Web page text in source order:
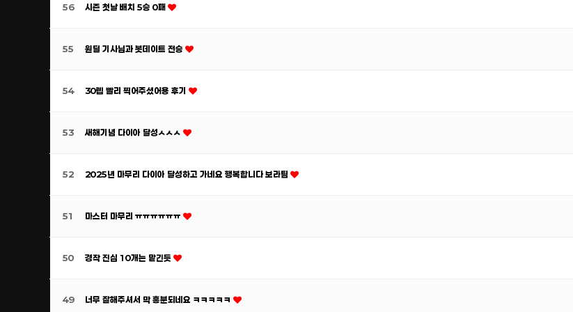
56 시즌 첫날 배치 5승 0패
55 원딜 기사님과 봇데이트 전승
54 30렙 빨리 찍어주셨어용 후기
53 새해기념 다이아 달성ㅅㅅㅅ
52 2025년 마무리 다이아 달성하고 가네요 행복합니다 보라팀
51 마스터 마무리 ㅠㅠㅠㅠㅠㅠ
50 경작 진심 10개는 맡긴듯
49 너무 잘해주셔서 막 흥분되네요 ㅋㅋㅋㅋㅋ